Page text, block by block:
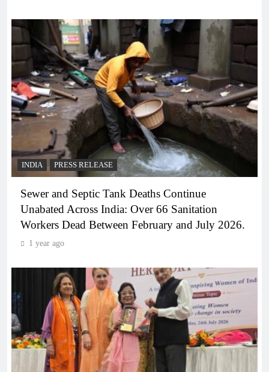
INDIA PRESS RELEASE
Sewer and Septic Tank Deaths Continue
Unabated Across India: Over 66 Sanitation
Workers Dead Between February and July 2026.
1 year ago